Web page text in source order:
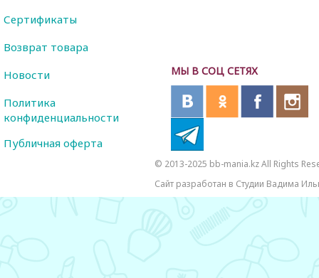
МЫ В СОЦ СЕТЯХ
Сертификаты
Возврат товара
Новости
Политика
конфиденциальности
Публичная оферта
© 2013-2025 bb-mania.kz All Rights
Сайт разработан в Студии Вадима